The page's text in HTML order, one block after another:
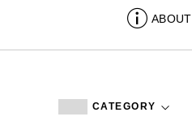
ABOUT
CATEGORY